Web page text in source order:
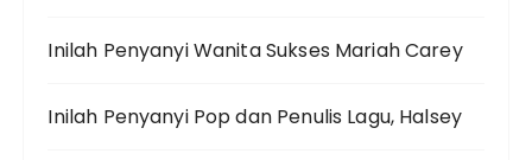
Inilah Penyanyi Wanita Sukses Mariah Carey
Inilah Penyanyi Pop dan Penulis Lagu, Halsey